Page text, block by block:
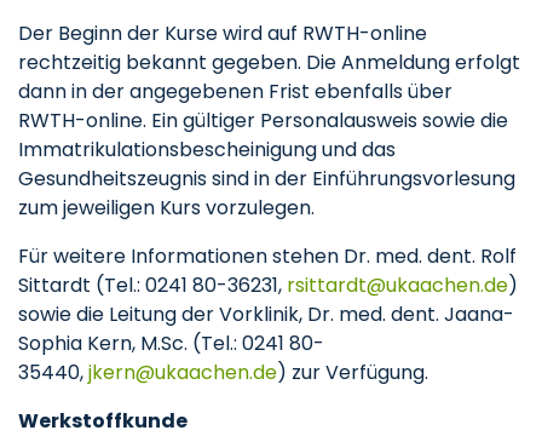
Der Beginn der Kurse wird auf RWTH-online
rechtzeitig bekannt gegeben. Die Anmeldung erfolgt
dann in der angegebenen Frist ebenfalls über
RWTH-online. Ein gültiger Personalausweis sowie die
Immatrikulationsbescheinigung und das
Gesundheitszeugnis sind in der Einführungsvorlesung
zum jeweiligen Kurs vorzulegen.
Für weitere Informationen stehen Dr. med. dent. Rolf
Sittardt (Tel.: 0241 80-36231, rsittardt ukaachende)
sowie die Leitung der Vorklinik, Dr. med. dent. Jaana-
Sophia Kern, M.Sc. (Tel.: 0241 80-
35440,jkern ukaachende) zur Verfügung.
Werkstoffkunde